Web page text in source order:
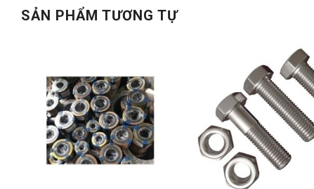
SẢN PHẨM TƯƠNG TỰ